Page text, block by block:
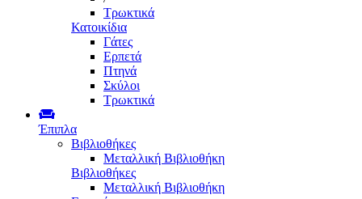
Τρωκτικά
Κατοικίδια
Γάτες
Ερπετά
Πτηνά
Σκύλοι
Τρωκτικά
Έπιπλα
Βιβλιοθήκες
Μεταλλική Βιβλιοθήκη
Βιβλιοθήκες
Μεταλλική Βιβλιοθήκη